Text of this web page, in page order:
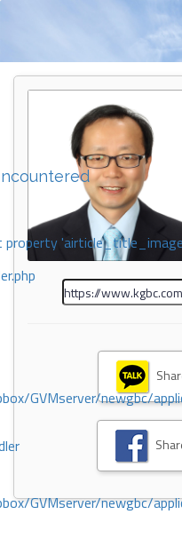
property
GVMserver/newgbc/
GVMserver/newgbc/